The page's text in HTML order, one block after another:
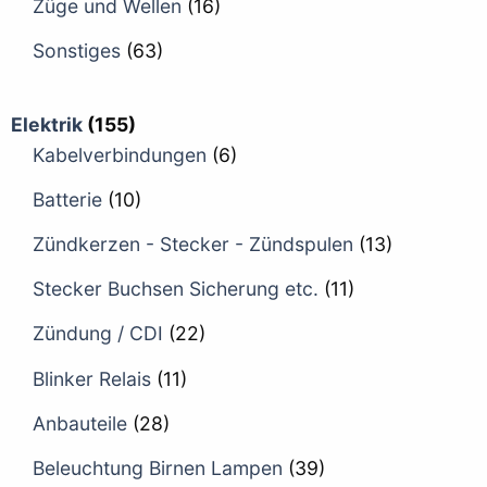
Züge und Wellen (16)
Sonstiges (63)
Elektrik (155)
Kabelverbindungen (6)
Batterie (10)
Zündkerzen - Stecker - Zündspulen (13)
Stecker Buchsen Sicherung etc. (11)
Zündung / CDI (22)
Blinker Relais (11)
Anbauteile (28)
Beleuchtung Birnen Lampen (39)